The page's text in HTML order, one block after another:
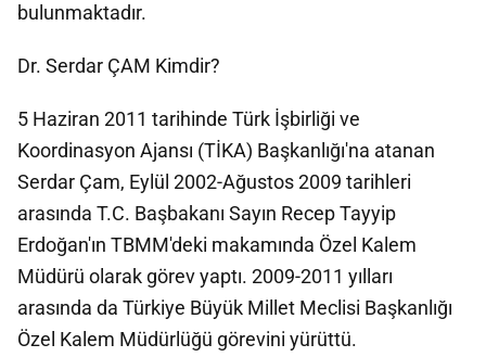
bulunmaktadır.
Dr. Serdar ÇAM Kimdir?
5 Haziran 2011 tarihinde Türk İşbirliği ve
Koordinasyon Ajansı (TİKA) Başkanlığı'na atanan
Serdar Çam, Eylül 2002-Ağustos 2009 tarihleri
arasında T.C. Başbakanı Sayın Recep Tayyip
Erdoğan'ın TBMM'deki makamında Özel Kalem
Müdürü olarak görev yaptı. 2009-2011 yılları
arasında da Türkiye Büyük Millet Meclisi Başkanlığı
Özel Kalem Müdürlüğü görevini yürüttü.